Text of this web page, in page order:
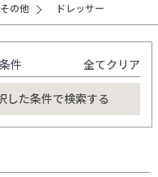
その他 ドレッサー
件 全てクリア